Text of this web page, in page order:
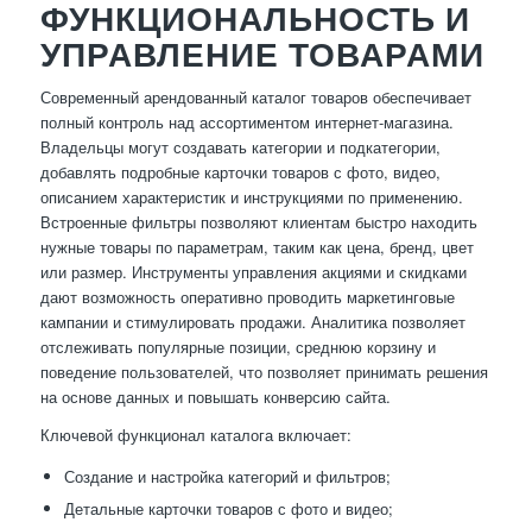
ФУНКЦИОНАЛЬНОСТЬ И
УПРАВЛЕНИЕ ТОВАРАМИ
Современный арендованный каталог товаров обеспечивает
полный контроль над ассортиментом интернет-магазина.
Владельцы могут создавать категории и подкатегории,
добавлять подробные карточки товаров с фото, видео,
описанием характеристик и инструкциями по применению.
Встроенные фильтры позволяют клиентам быстро находить
нужные товары по параметрам, таким как цена, бренд, цвет
или размер. Инструменты управления акциями и скидками
дают возможность оперативно проводить маркетинговые
кампании и стимулировать продажи. Аналитика позволяет
отслеживать популярные позиции, среднюю корзину и
поведение пользователей, что позволяет принимать решения
на основе данных и повышать конверсию сайта.
Ключевой функционал каталога включает:
Создание и настройка категорий и фильтров;
Детальные карточки товаров с фото и видео;